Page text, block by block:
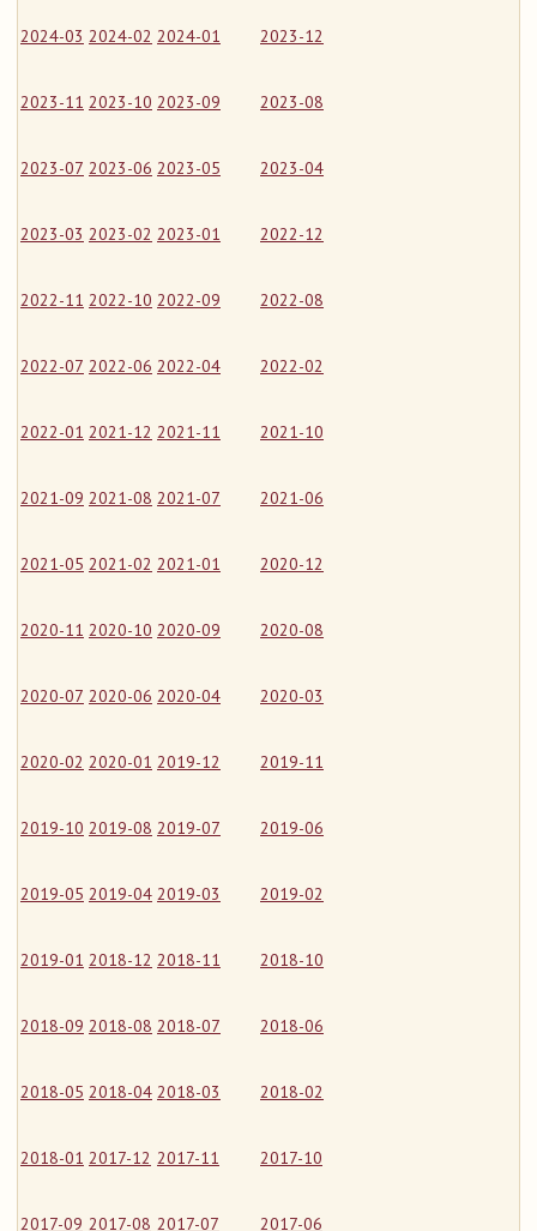
2024-03 2024-02 2024-01 2023-12
2023-11 2023-10 2023-09 2023-08
2023-07 2023-06 2023-05 2023-04
2023-03 2023-02 2023-01 2022-12
2022-11 2022-10 2022-09 2022-08
2022-07 2022-06 2022-04 2022-02
2022-01 2021-12 2021-11 2021-10
2021-09 2021-08 2021-07 2021-06
2021-05 2021-02 2021-01 2020-12
2020-11 2020-10 2020-09 2020-08
2020-07 2020-06 2020-04 2020-03
2020-02 2020-01 2019-12 2019-11
2019-10 2019-08 2019-07 2019-06
2019-05 2019-04 2019-03 2019-02
2019-01 2018-12 2018-11 2018-10
2018-09 2018-08 2018-07 2018-06
2018-05 2018-04 2018-03 2018-02
2018-01 2017-12 2017-11 2017-10
2017-09 2017-08 2017-07 2017-06